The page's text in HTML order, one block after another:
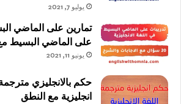
يوليو 7, 2021
على الماضي البسيط
يونيو 11, 2021
انجليزية مع النطق